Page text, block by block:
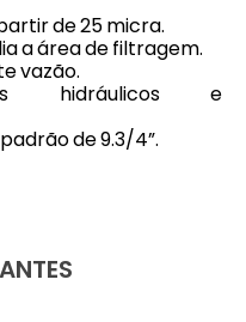
de 25 micra.
a área de filtragem.
vazão.
hidráulicos e
de 9.3/4”.